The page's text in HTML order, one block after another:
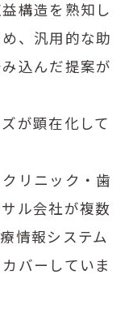
構造を熟知し
、汎用的な助
込んだ提案が
が顕在化して
リニック・歯
ル会社が複数
情報システム
バーしていま